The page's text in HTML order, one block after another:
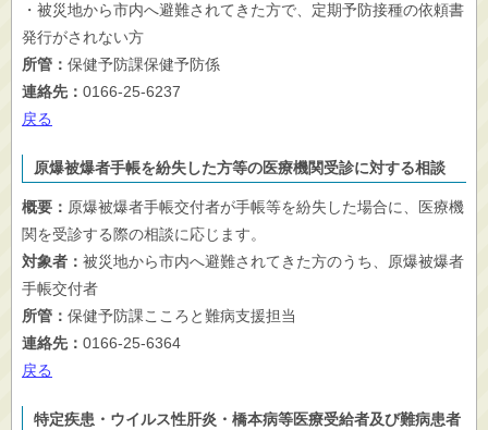
・被災地から市内へ避難されてきた方で、定期予防接種の依頼書
発行がされない方
所管： 保健予防課保健予防係
連絡先： 0166-25-6237
戻る
原爆被爆者手帳を紛失した方等の医療機関受診に対する相談
概要： 原爆被爆者手帳交付者が手帳等を紛失した場合に、医療機
関を受診する際の相談に応じます。
対象者： 被災地から市内へ避難されてきた方のうち、原爆被爆者
手帳交付者
所管： 保健予防課こころと難病支援担当
連絡先： 0166-25-6364
戻る
特定疾患・ウイルス性肝炎・橋本病等医療受給者及び難病患者